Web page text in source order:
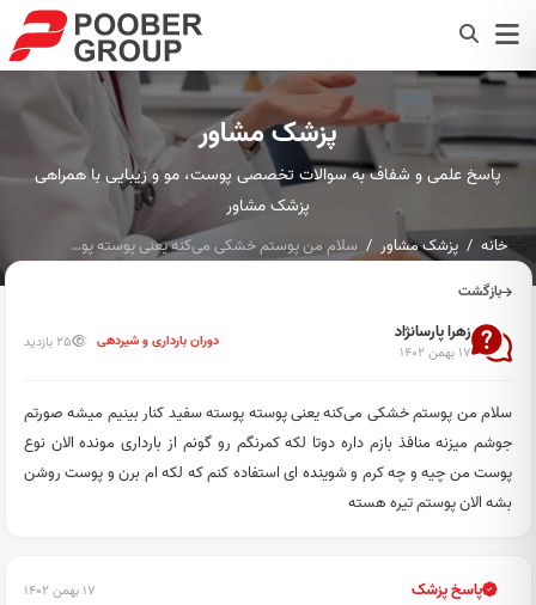
پزشک مشاور
پاسخ علمی و شفاف به سوالات تخصصی پوست، مو و زیبایی با همراهی
پزشک مشاور
خانه پزشک مشاور سلام من پوستم خشکی می‌کنه یعنی پوسته پوسته سفید کنار بینیم م...
بازگشت
زهرا پارسانژاد
۱۷ بهمن ۱۴۰۲
دوران بارداری و شیردهی 25 بازدید
سلام من پوستم خشکی می‌کنه یعنی پوسته پوسته سفید کنار بینیم میشه صورتم
جوشم میزنه منافذ بازم داره دوتا لکه کمرنگم رو گونم از بارداری مونده الان نوع
پوست من چیه و چه کرم و شوینده ای استفاده کنم که لکه ام برن و پوست روشن
بشه الان پوستم تیره هسته
پاسخ پزشک ۱۷ بهمن ۱۴۰۲